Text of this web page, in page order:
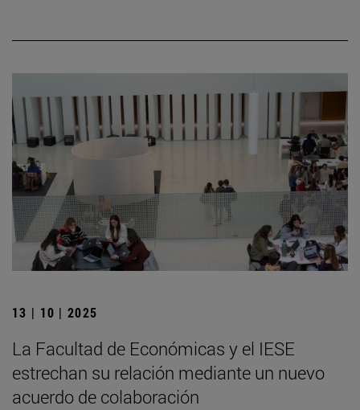
13 | 10 | 2025
La Facultad de Económicas y el IESE
estrechan su relación mediante un nuevo
acuerdo de colaboración